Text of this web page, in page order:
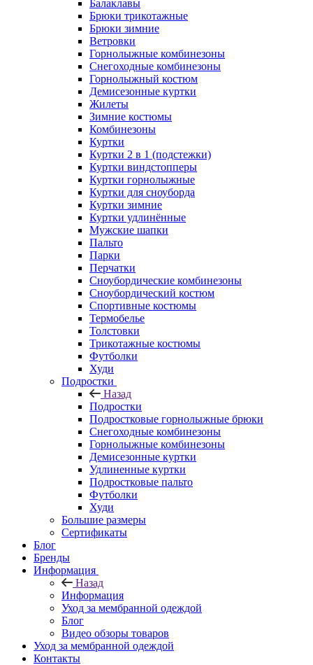
Балаклавы
Брюки трикотажные
Брюки зимние
Ветровки
Горнолыжные комбинезоны
Снегоходные комбинезоны
Горнолыжный костюм
Демисезонные куртки
Жилеты
Зимние костюмы
Комбинезоны
Куртки
Куртки 2 в 1 (подстежки)
Куртки виндстопперы
Куртки горнолыжные
Куртки для сноуборда
Куртки зимние
Куртки удлинённые
Мужские шапки
Пальто
Парки
Перчатки
Сноубордические комбинезоны
Сноубордический костюм
Спортивные костюмы
Термобелье
Толстовки
Трикотажные костюмы
Футболки
Худи
Подростки
Назад
Подростки
Подростковые горнолыжные брюки
Снегоходные комбинезоны
Горнолыжные комбинезоны
Демисезонные куртки
Удлиненные куртки
Подростковые пальто
Футболки
Худи
Большие размеры
Сертификаты
Блог
Бренды
Информация
Назад
Информация
Уход за мембранной одеждой
Блог
Видео обзоры товаров
Уход за мембранной одеждой
Контакты